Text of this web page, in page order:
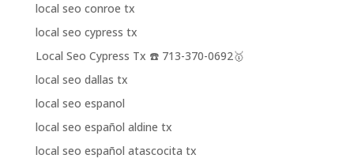
local seo conroe tx
local seo cypress tx
Local Seo Cypress Tx ☎️ 713-370-0692🥇
local seo dallas tx
local seo espanol
local seo español aldine tx
local seo español atascocita tx